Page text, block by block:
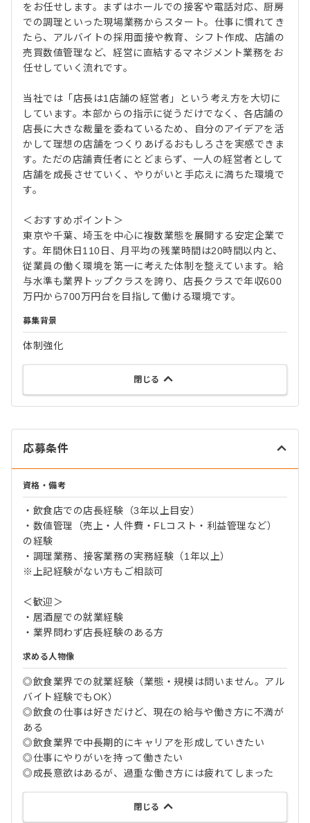
をお任せします。まずはホールでの接客や電話対応、厨房
での調理といった現場業務からスタート。仕事に慣れてき
たら、アルバイトの採用面接や教育、シフト作成、店舗の
売買数値管理など、経営に直結するマネジメント業務をお
任せしていく流れです。
当社では「店長は1店舗の経営者」という考え方を大切に
しています。本部からの指示に従うだけでなく、各店舗の
店長に大きな裁量を委ねているため、自分のアイデアを活
かして理想の店舗をつくりあげるおもしろさを実感できま
す。ただの店舗責任者にとどまらず、一人の経営者として
店舗を成長させていく、やりがいと手応えに満ちた環境で
す。
＜おすすめポイント＞
東京や千葉、埼玉を中心に複数業態を展開する安定企業で
す。年間休日110日、月平均の残業時間は20時間以内と、
従業員の働く環境を第一に考えた体制を整えています。給
与水準も業界トップクラスを誇り、店長クラスで年収600
万円から700万円台を目指して働ける環境です。
募集背景
体制強化
閉じる
応募条件
資格・備考
・飲食店での店長経験（3年以上目安）
・数値管理（売上・人件費・FLコスト・利益管理など）
の経験
・調理業務、接客業務の実務経験（1年以上）
※上記経験がない方もご相談可
＜歓迎＞
・居酒屋での就業経験
・業界問わず店長経験のある方
求める人物像
◎飲食業界での就業経験（業態・規模は問いません。アル
バイト経験でもOK）
◎飲食の仕事は好きだけど、現在の給与や働き方に不満が
ある
◎飲食業界で中長期的にキャリアを形成していきたい
◎仕事にやりがいを持って働きたい
◎成長意欲はあるが、過重な働き方には疲れてしまった
閉じる